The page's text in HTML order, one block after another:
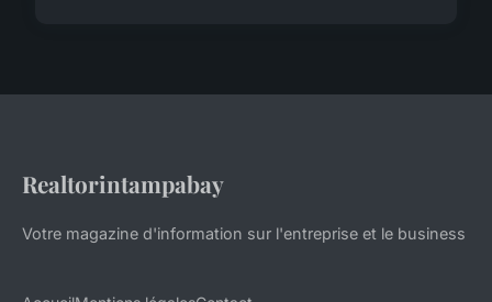
Realtorintampabay
Votre magazine d'information sur l'entreprise et le business